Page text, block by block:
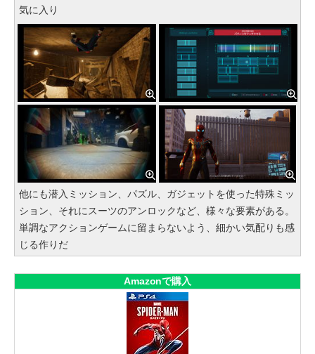
気に入り
他にも潜入ミッション、パズル、ガジェットを使った特殊ミッ
ション、それにスーツのアンロックなど、様々な要素がある。
単調なアクションゲームに留まらないよう、細かい気配りも感
じる作りだ
Amazonで購入